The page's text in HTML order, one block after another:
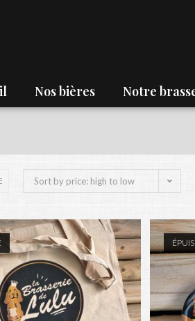
Nos bières Notre
Sort by price: high to low